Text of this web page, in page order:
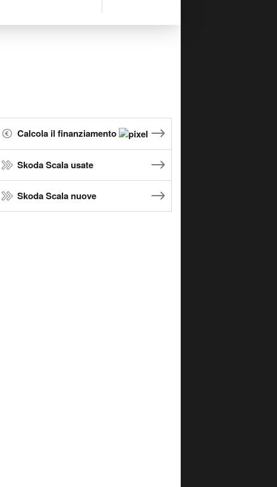
Calcola il finanziamento
Skoda Scala usate
Skoda Scala nuove